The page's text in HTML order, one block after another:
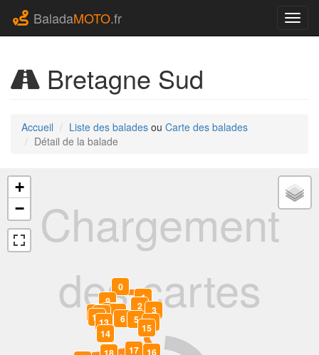
BaladaMOTO.fr
Bretagne Sud
Accueil Liste des balades ou Carte des balades
Détail de la balade
Chargement
des cartes
0
1
2
3
4
5
6
7
8
9
10
11
1213
14
15
16
17
+
−